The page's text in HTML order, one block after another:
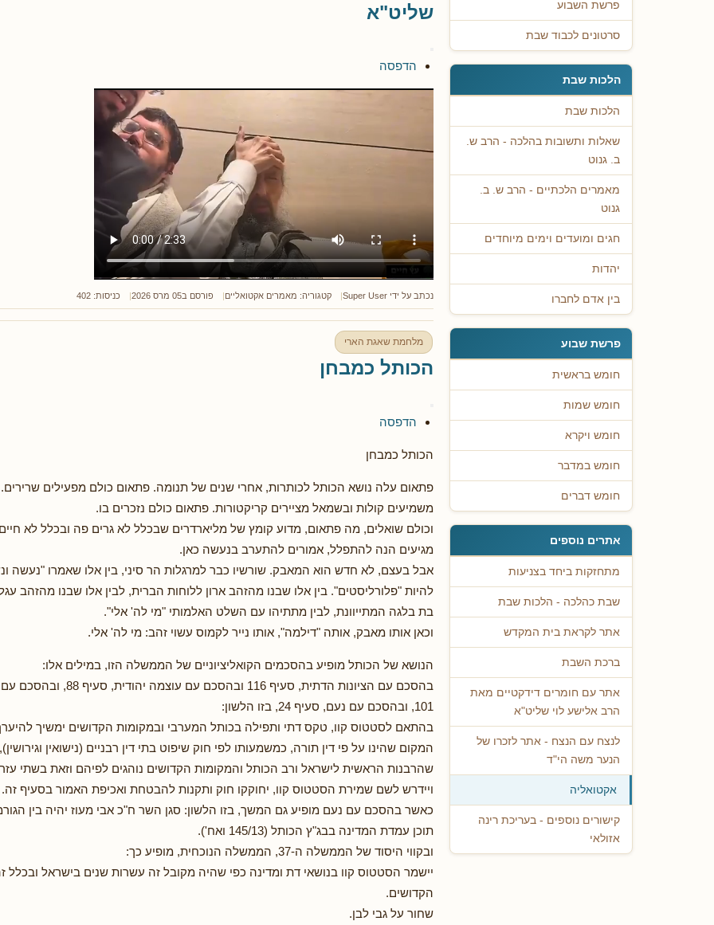
פרשת השבוע
סרטונים לכבוד שבת
הלכות שבת
הלכות שבת
שאלות ותשובות בהלכה - הרב ש.
ב. גנוט
מאמרים הלכתיים - הרב ש. ב.
גנוט
חגים ומועדים וימים מיוחדים
יהדות
בין אדם לחברו
פרשת שבוע
חומש בראשית
חומש שמות
חומש ויקרא
חומש במדבר
חומש דברים
אתרים נוספים
מתחזקות ביחד בצניעות
שבת כהלכה - הלכות שבת
אתר לקראת בית המקדש
ברכת השבת
אתר עם חומרים דידקטיים מאת
הרב אלישע לוי שליט"א
לנצח עם הנצח - אתר לזכרו של
הנער משה הי"ד
אקטואליה
קישורים נוספים - בעריכת רינה
אזולאי
שליט"א
הדפסה
נכתב על ידי Super User קטגוריה: מאמרים אקטואליים פורסם ב05 מרס 2026 כניסות: 402
מלחמת שאגת הארי
הכותל כמבחן
הדפסה
הכותל כמבחן
פתאום עלה נושא הכותל לכותרות, אחרי שנים של תנומה. פתאום כולם מפעילים שרירים.
משמיעים קולות ובשמאל מציירים קריקטורות. פתאום כולם נזכרים בו.
וכולם שואלים, מה פתאום, מדוע קומץ של מליארדרים שבכלל לא גרים פה ובכלל לא
מגיעים הנה להתפלל, אמורים להתערב בנעשה כאן.
אבל בעצם, לא חדש הוא המאבק. שורשיו כבר למרגלות הר סיני, בין אלו שאמרו "נעשה
להיות "פלורליסטים". בין אלו שבנו מהזהב ארון ללוחות הברית, לבין אלו שבנו מהזהב
בת בלגה המתייוונת, לבין מתתיהו עם השלט האלמותי "מי לה' אלי".
וכאן אותו מאבק, אותה "דילמה", אותו נייר לקמוס עשוי זהב: מי לה' אלי.
הנושא של הכותל מופיע בהסכמים הקואליציוניים של הממשלה הזו, במילים אלו:
בהסכם עם הציונות הדתית, סעיף 116
101, ובהסכם עם נעם, סעיף 24, בזו הלשון:
בהתאם לסטטוס קוו, טקס דתי ותפילה בכותל המערבי ובמקומות הקדושים ימשיך
שהרבנות הראשית לישראל ורב הכותל והמקומות הקדושים נוהגים לפיהם וזאת בשתי
ויידרש לשם שמירת הסטטוס קוו, יחוקקו חוק ותקנות להבטחת ואכיפת האמור בסעיף זה.
כאשר בהסכם עם נעם מופיע גם המשך, בזו הלשון: סגן השר ח"כ אבי מעוז יהיה בין
תוכן עמדת המדינה בבג"ץ הכותל (145/13 ואח').
ובקווי היסוד של הממשלה ה-37, הממשלה הנוכחית, מופיע כך:
יישמר הסטטוס קוו בנושאי דת ומדינה כפי שהיה מקובל זה עשרות שנים בישראל ובכלל
הקדושים.
שחור על גבי לבן.